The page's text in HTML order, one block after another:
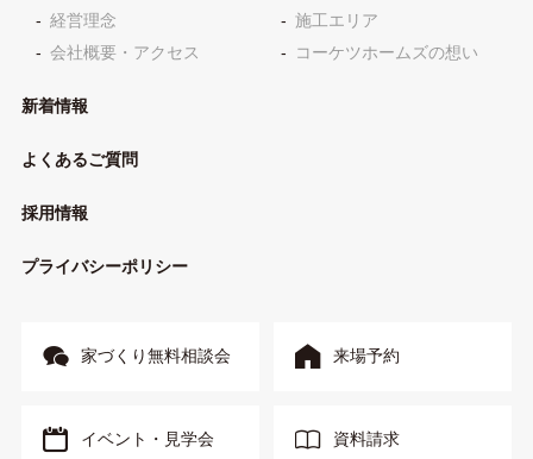
経営理念
施工エリア
会社概要・アクセス
コーケツホームズの想い
新着情報
よくあるご質問
採用情報
プライバシーポリシー
家づくり無料相談会 来場予約
イベント・見学会 資料請求